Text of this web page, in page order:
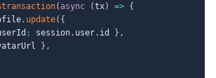
( async (tx) => {
. update( {
: session. user. id } ,
} ,